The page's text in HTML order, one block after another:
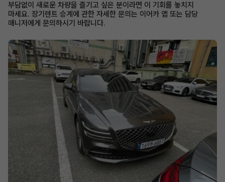
부담없이 새로운 차량을 즐기고 싶은 분이라면 이 기회를 놓치지
마세요. 장기렌트 승계에 관한 자세한 문의는 이어카 앱 또는 담당
매니저에게 문의하시기 바랍니다.